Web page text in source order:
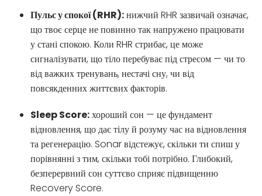
Пульс у спокої (RHR):нижчий RHR зазвичай означає,
що твоє серце не повинно так напружено працювати
у стані спокою. Коли RHR стрибає, це може
сигналізувати, що тіло перебуває під стресом — чи то
від важких тренувань, нестачі сну, чи від
повсякденних життєвих факторів.
Sleep Score:хороший сон — це фундамент
відновлення, що дає тілу й розуму час на відновлення
та регенерацію. Sonar відстежує, скільки ти спиш у
порівнянні з тим, скільки тобі потрібно. Глибокий,
безперервний сон суттєво сприяє підвищенню
Recovery Score.